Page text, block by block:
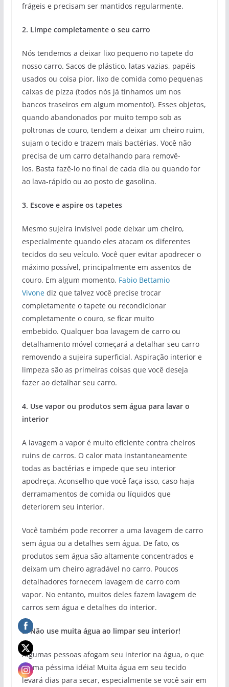
frágeis e precisam ser mantidos regularmente.
2. Limpe completamente o seu carro
Nós tendemos a deixar lixo pequeno no tapete do
nosso carro. Sacos de plástico, latas vazias, papéis
usados ​​ou coisa pior, lixo de comida como pequenas
caixas de pizza (todos nós já tínhamos um nos
bancos traseiros em algum momento!). Esses objetos,
quando abandonados por muito tempo sob as
poltronas de couro, tendem a deixar um cheiro ruim,
sujam o tecido e trazem mais bactérias. Você não
precisa de um carro detalhando para removê-
los. Basta fazê-lo no final de cada dia ou quando for
ao lava-rápido ou ao posto de gasolina.
3. Escove e aspire os tapetes
Mesmo sujeira invisível pode deixar um cheiro,
especialmente quando eles atacam os diferentes
tecidos do seu veículo. Você quer evitar apodrecer o
máximo possível, principalmente em assentos de
couro. Em algum momento, Fabio Bettamio
Vivonediz que talvez você precise trocar
completamente o tapete ou recondicionar
completamente o couro, se ficar muito
embebido. Qualquer boa lavagem de carro ou
detalhamento móvel começará a detalhar seu carro
removendo a sujeira superficial. Aspiração interior e
limpeza são as primeiras coisas que você deseja
fazer ao detalhar seu carro.
4. Use vapor ou produtos sem água para lavar o
interior
A lavagem a vapor é muito eficiente contra cheiros
ruins de carros. O calor mata instantaneamente
todas as bactérias e impede que seu interior
apodreça. Aconselho que você faça isso, caso haja
derramamentos de comida ou líquidos que
deteriorem seu interior.
Você também pode recorrer a uma lavagem de carro
sem água ou a detalhes sem água. De fato, os
produtos sem água são altamente concentrados e
deixam um cheiro agradável no carro. Poucos
detalhadores fornecem lavagem de carro com
vapor. No entanto, muitos deles fazem lavagem de
carros sem água e detalhes do interior.
5. Não use muita água ao limpar seu interior!
Algumas pessoas afogam seu interior na água, o que
é uma péssima idéia! Muita água em seu tecido
levará dias para secar, especialmente se você sair em